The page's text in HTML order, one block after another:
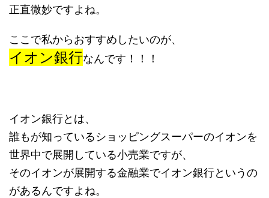
正直微妙ですよね。
ここで私からおすすめしたいのが、
イオン銀行なんです！！！
イオン銀行とは、
誰もが知っているショッピングスーパーのイオンを
世界中で展開している小売業ですが、
そのイオンが展開する金融業でイオン銀行というの
があるんですよね。